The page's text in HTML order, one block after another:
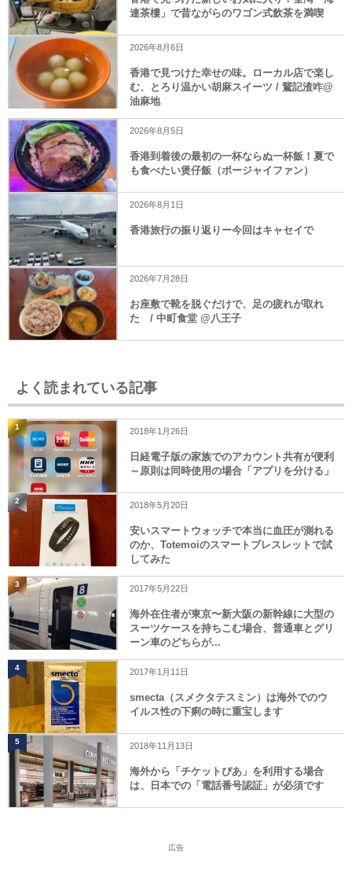
連茶樓」で昔ながらのワゴン式飲茶を満喫
2026年8月6日
香港で見つけた幸せの味。ローカル店で楽し
む、とろり温かい胡麻スイーツ / 鵞記渣咋@
油麻地
2026年8月5日
香港到着後の最初の一杯ならぬ一杯飯！夏で
も食べたい煲仔飯（ポージャイファン）
2026年8月1日
香港旅行の振り返りー今回はキャセイで
2026年7月28日
お座敷で靴を脱ぐだけで、足の疲れが取れ
た / 中町食堂 @八王子
よく読まれている記事
1 2018年1月26日
日経電子版の家族でのアカウント共有が便利
～原則は同時使用の場合「アプリを分ける」
2 2018年5月20日
安いスマートウォッチで本当に血圧が測れる
のか、Totemoiのスマートブレスレットで試
してみた
3 2017年5月22日
海外在住者が東京〜新大阪の新幹線に大型の
スーツケースを持ちこむ場合、普通車とグリ
ーン車のどちらが...
4 2017年1月11日
smecta（スメクタテスミン）は海外でのウ
イルス性の下痢の時に重宝します
5 2018年11月13日
海外から「チケットぴあ」を利用する場合
は、日本での「電話番号認証」が必須です
広告